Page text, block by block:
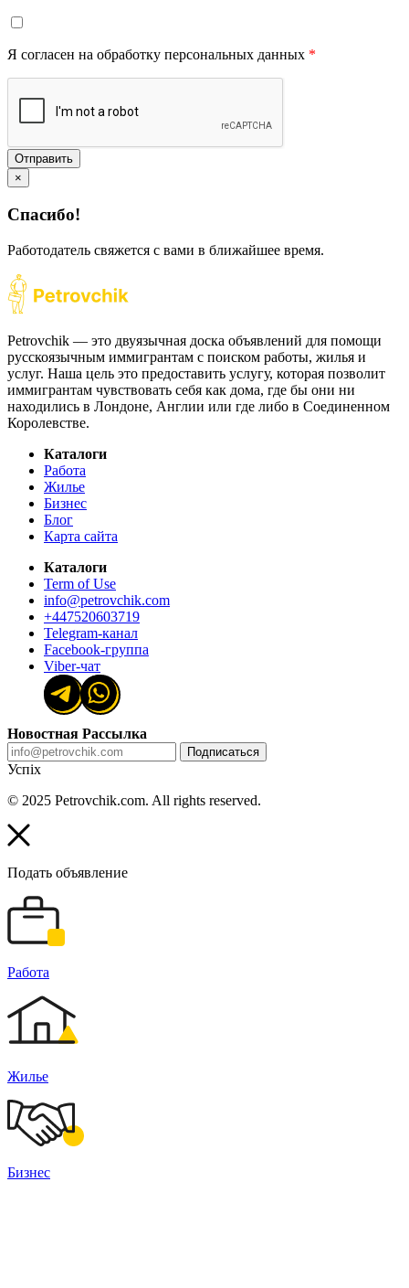
Я согласен на обработку персональных данных *
Отправить
×
Спасибо!
Работодатель свяжется с вами в ближайшее время.
Petrovchik — это двуязычная доска объявлений для помощи
русскоязычным иммигрантам с поиском работы, жилья и
услуг. Наша цель это предоставить услугу, которая позволит
иммигрантам чувствовать себя как дома, где бы они ни
находились в Лондоне, Англии или где либо в Соединенном
Королевстве.
Каталоги
Работа
Жилье
Бизнес
Блог
Карта сайта
Каталоги
Term of Use
info@petrovchik.com
+447520603719
Telegram-канал
Facebook-группа
Viber-чат
Новостная Рассылка
Подписаться
Успіх
© 2025 Petrovchik.com. All rights reserved.
Подать объявление
Работа
Жилье
Бизнес